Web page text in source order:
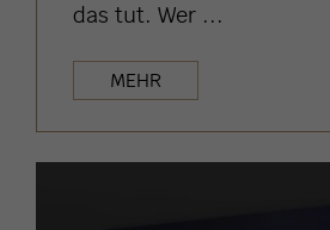
das tut. Wer ...
MEHR